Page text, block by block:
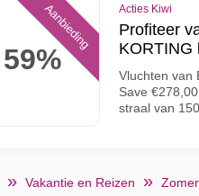
59%
Aanbieding Acties Kiwi
Profiteer
KORTING
Vluchten van
Save
straal van
Vakantie en Reizen